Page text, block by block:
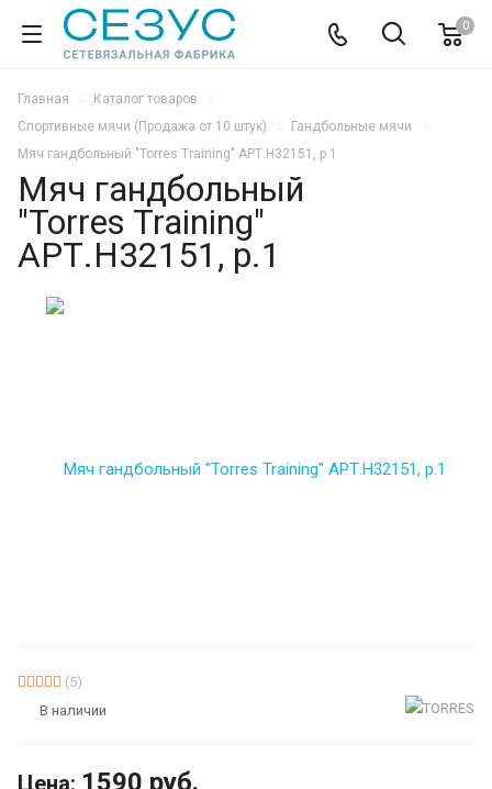
0
Главная
Каталог товаров
Спортивные мячи (Продажа от 10 штук)
Гандбольные мячи
Мяч гандбольный "Torres Training" АРТ.H32151, р.1
Мяч гандбольный
"Torres Training"
АРТ.H32151, р.1
(5)
В наличии
Цена: 1590 руб.